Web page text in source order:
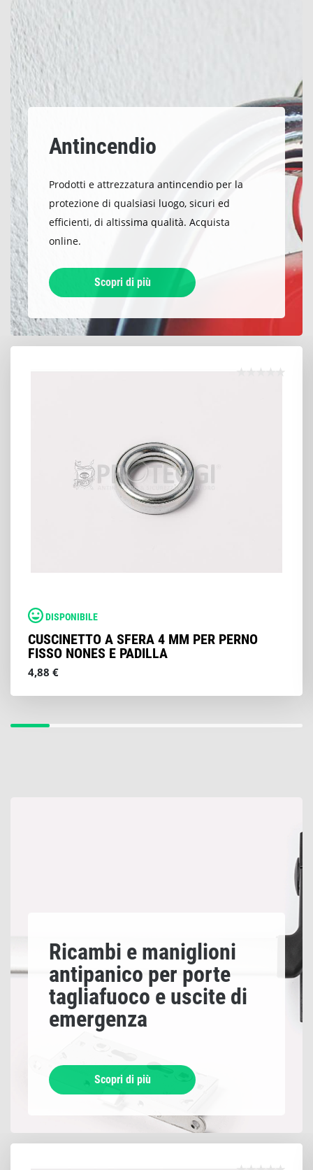
Antincendio
Prodotti e attrezzatura antincendio per la
protezione di qualsiasi luogo, sicuri ed
efficienti, di altissima qualità. Acquista
online.
Scopri di più
DISPONIBILE
CUSCINETTO A SFERA 4 MM PER PERNO
FISSO NONES E PADILLA
4,88 €
Ricambi e maniglioni
antipanico per porte
tagliafuoco e uscite di
emergenza
Scopri di più